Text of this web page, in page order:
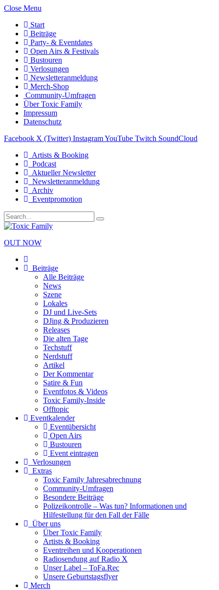
Close Menu
Start
Beiträge
Party- & Eventdates
Open Airs & Festivals
Bustouren
Verlosungen
Newsletteranmeldung
Merch-Shop
Community-Umfragen
Über Toxic Family
Impressum
Datenschutz
Facebook X (Twitter) InstagramYouTube Twitch SoundCloud
Artists & Booking
Podcast
Aktueller Newsletter
Newsletteranmeldung
Archiv
Eventpromotion
OUT NOW
Beiträge
Alle Beiträge
News
Szene
Lokales
DJ und Live-Sets
DJing & Produzieren
Releases
Die alten Tage
Techstuff
Nerdstuff
Artikel
Der Kommentar
Satire & Fun
Eventfotos & Videos
Toxic Family-Inside
Offtopic
Eventkalender
Eventübersicht
Open Airs
Bustouren
Event eintragen
Verlosungen
Extras
Toxic Family Jahresabrechnung
Community-Umfragen
Besondere Beiträge
Polizeikontrolle – Was tun? Informationen und
Hilfestellung für den Fall der Fälle
Über uns
Über Toxic Family
Artists & Booking
Eventreihen und Kooperationen
Radiosendung auf Radio X
Unser Label – ToFa.Rec
Unsere Geburtstagsflyer
Merch